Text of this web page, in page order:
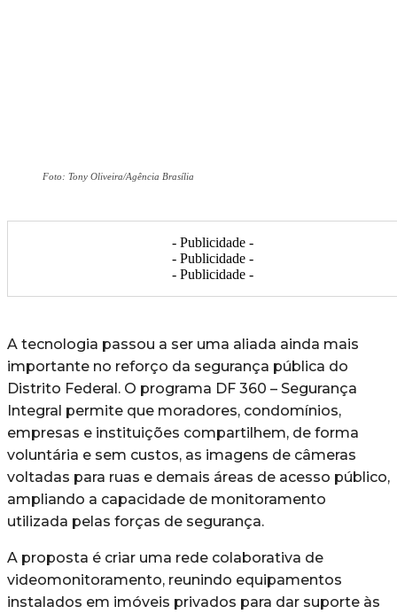
Foto: Tony Oliveira/Agência Brasília
- Publicidade -
- Publicidade -
- Publicidade -
A tecnologia passou a ser uma aliada ainda mais
importante no reforço da segurança pública do
Distrito Federal. O programa DF 360 – Segurança
Integral permite que moradores, condomínios,
empresas e instituições compartilhem, de forma
voluntária e sem custos, as imagens de câmeras
voltadas para ruas e demais áreas de acesso público,
ampliando a capacidade de monitoramento
utilizada pelas forças de segurança.
A proposta é criar uma rede colaborativa de
videomonitoramento, reunindo equipamentos
instalados em imóveis privados para dar suporte às